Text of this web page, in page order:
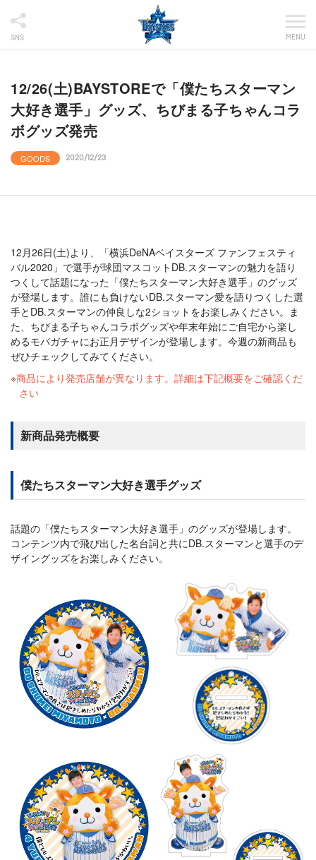
SNS MENU
12/26(土)BAYSTOREで「僕たちスターマン
大好き選手」グッズ、ちびまる子ちゃんコラ
ボグッズ発売
GOODS 2020/12/23
12月26日(土)より、「横浜DeNAベイスターズ ファンフェスティ
バル2020」で選手が球団マスコットDB.スターマンの魅力を語り
つくして話題になった「僕たちスターマン大好き選手」のグッズ
が登場します。誰にも負けないDB.スターマン愛を語りつくした選
手とDB.スターマンの仲良しな2ショットをお楽しみください。ま
た、ちびまる子ちゃんコラボグッズや年末年始にご自宅から楽し
めるモバガチャにお正月デザインが登場します。今週の新商品も
ぜひチェックしてみてください。
商品により発売店舗が異なります。詳細は下記概要をご確認くだ
さい
新商品発売概要
僕たちスターマン大好き選手グッズ
話題の「僕たちスターマン大好き選手」のグッズが登場します。
コンテンツ内で飛び出した名台詞と共にDB.スターマンと選手のデ
ザイングッズをお楽しみください。